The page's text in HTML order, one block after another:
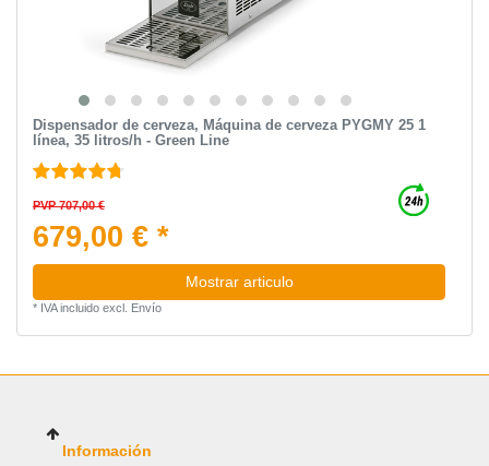
Dispensador de cerveza, Máquina de cerveza PYGMY 25 1
línea, 35 litros/h - Green Line
PVP 707,00 €
679,00 € *
Mostrar articulo
* IVA incluidoexcl. Envío
Información